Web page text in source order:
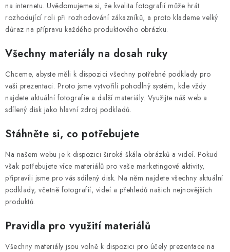
na internetu. Uvědomujeme si, že kvalita fotografií může hrát
rozhodující roli při rozhodování zákazníků, a proto klademe velký
důraz na přípravu každého produktového obrázku.
Všechny materiály na dosah ruky
Chceme, abyste měli k dispozici všechny potřebné podklady pro
vaši prezentaci. Proto jsme vytvořili pohodlný systém, kde vždy
najdete aktuální fotografie a další materiály. Využijte náš web a
sdílený disk jako hlavní zdroj podkladů.
Stáhněte si, co potřebujete
Na našem webu je k dispozici široká škála obrázků a videí. Pokud
však potřebujete více materiálů pro vaše marketingové aktivity,
připravili jsme pro vás sdílený disk. Na něm najdete všechny aktuální
podklady, včetně fotografií, videí a přehledů našich nejnovějších
produktů.
Pravidla pro využití materiálů
Všechny materiály jsou volně k dispozici pro účely prezentace na